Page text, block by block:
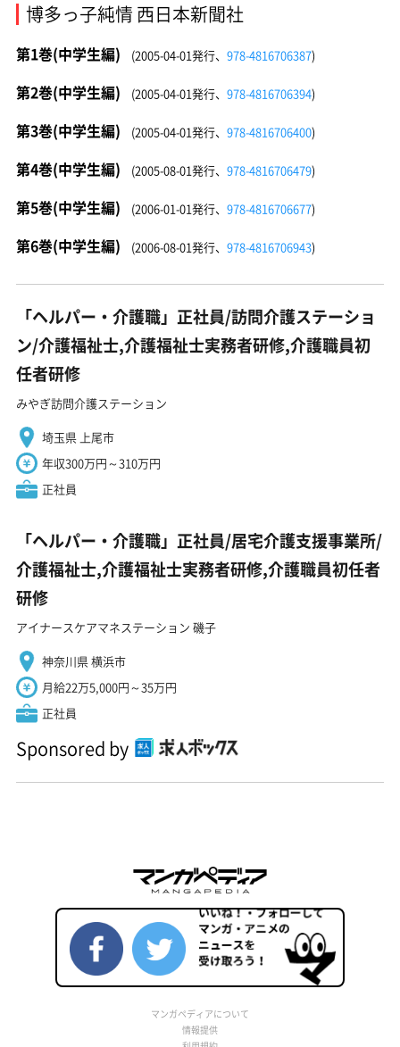
博多っ子純情 西日本新聞社
第1巻(中学生編) (2005-04-01発行、 978-4816706387)
第2巻(中学生編) (2005-04-01発行、 978-4816706394)
第3巻(中学生編) (2005-04-01発行、 978-4816706400)
第4巻(中学生編) (2005-08-01発行、 978-4816706479)
第5巻(中学生編) (2006-01-01発行、 978-4816706677)
第6巻(中学生編) (2006-08-01発行、 978-4816706943)
「ヘルパー・介護職」正社員/訪問介護ステーショ
ン/介護福祉士,介護福祉士実務者研修,介護職員初
任者研修
みやぎ訪問介護ステーション
埼玉県 上尾市
年収300万円～310万円
正社員
「ヘルパー・介護職」正社員/居宅介護支援事業所/
介護福祉士,介護福祉士実務者研修,介護職員初任者
研修
アイナースケアマネステーション 磯子
神奈川県 横浜市
月給22万5,000円～35万円
正社員
Sponsored by
マンガペディアについて
情報提供